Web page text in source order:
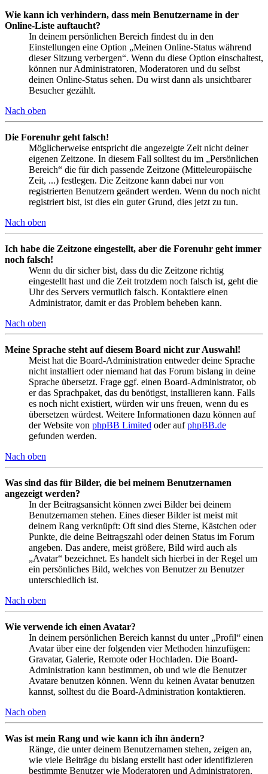
Wie kann ich verhindern, dass mein Benutzername in der
Online-Liste auftaucht?
In deinem persönlichen Bereich findest du in den
Einstellungen eine Option „Meinen Online-Status während
dieser Sitzung verbergen“. Wenn du diese Option einschaltest,
können nur Administratoren, Moderatoren und du selbst
deinen Online-Status sehen. Du wirst dann als unsichtbarer
Besucher gezählt.
Nach oben
Die Forenuhr geht falsch!
Möglicherweise entspricht die angezeigte Zeit nicht deiner
eigenen Zeitzone. In diesem Fall solltest du im „Persönlichen
Bereich“ die für dich passende Zeitzone (Mitteleuropäische
Zeit, ...) festlegen. Die Zeitzone kann dabei nur von
registrierten Benutzern geändert werden. Wenn du noch nicht
registriert bist, ist dies ein guter Grund, dies jetzt zu tun.
Nach oben
Ich habe die Zeitzone eingestellt, aber die Forenuhr geht immer
noch falsch!
Wenn du dir sicher bist, dass du die Zeitzone richtig
eingestellt hast und die Zeit trotzdem noch falsch ist, geht die
Uhr des Servers vermutlich falsch. Kontaktiere einen
Administrator, damit er das Problem beheben kann.
Nach oben
Meine Sprache steht auf diesem Board nicht zur Auswahl!
Meist hat die Board-Administration entweder deine Sprache
nicht installiert oder niemand hat das Forum bislang in deine
Sprache übersetzt. Frage ggf. einen Board-Administrator, ob
er das Sprachpaket, das du benötigst, installieren kann. Falls
es noch nicht existiert, würden wir uns freuen, wenn du es
übersetzen würdest. Weitere Informationen dazu können auf
der Website von phpBB Limited oder aufphpBB.de
gefunden werden.
Nach oben
Was sind das für Bilder, die bei meinem Benutzernamen
angezeigt werden?
In der Beitragsansicht können zwei Bilder bei deinem
Benutzernamen stehen. Eines dieser Bilder ist meist mit
deinem Rang verknüpft: Oft sind dies Sterne, Kästchen oder
Punkte, die deine Beitragszahl oder deinen Status im Forum
angeben. Das andere, meist größere, Bild wird auch als
„Avatar“ bezeichnet. Es handelt sich hierbei in der Regel um
ein persönliches Bild, welches von Benutzer zu Benutzer
unterschiedlich ist.
Nach oben
Wie verwende ich einen Avatar?
In deinem persönlichen Bereich kannst du unter „Profil“ einen
Avatar über eine der folgenden vier Methoden hinzufügen:
Gravatar, Galerie, Remote oder Hochladen. Die Board-
Administration kann bestimmen, ob und wie die Benutzer
Avatare benutzen können. Wenn du keinen Avatar benutzen
kannst, solltest du die Board-Administration kontaktieren.
Nach oben
Was ist mein Rang und wie kann ich ihn ändern?
Ränge, die unter deinem Benutzernamen stehen, zeigen an,
wie viele Beiträge du bislang erstellt hast oder identifizieren
bestimmte Benutzer wie Moderatoren und Administratoren.